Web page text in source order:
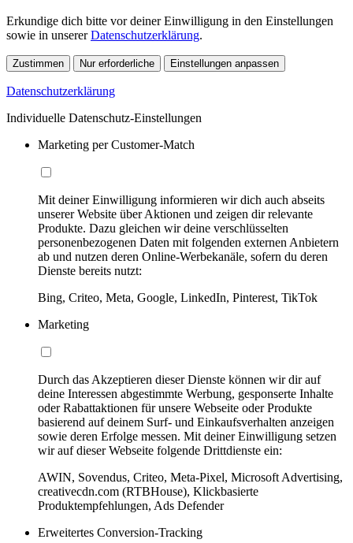
Erkundige dich bitte vor deiner Einwilligung in den Einstellungen
sowie in unsererDatenschutzerklärung.
Zustimmen Nur erforderliche Einstellungen anpassen
Datenschutzerklärung
Individuelle Datenschutz-Einstellungen
Marketing per Customer-Match
Mit deiner Einwilligung informieren wir dich auch abseits
unserer Website über Aktionen und zeigen dir relevante
Produkte. Dazu gleichen wir deine verschlüsselten
personenbezogenen Daten mit folgenden externen Anbietern
ab und nutzen deren Online-Werbekanäle, sofern du deren
Dienste bereits nutzt:
Bing, Criteo, Meta, Google, LinkedIn, Pinterest, TikTok
Marketing
Durch das Akzeptieren dieser Dienste können wir dir auf
deine Interessen abgestimmte Werbung, gesponserte Inhalte
oder Rabattaktionen für unsere Webseite oder Produkte
basierend auf deinem Surf- und Einkaufsverhalten anzeigen
sowie deren Erfolge messen. Mit deiner Einwilligung setzen
wir auf dieser Webseite folgende Drittdienste ein:
AWIN, Sovendus, Criteo, Meta-Pixel, Microsoft Advertising,
creativecdn.com (RTBHouse), Klickbasierte
Produktempfehlungen, Ads Defender
Erweitertes Conversion-Tracking